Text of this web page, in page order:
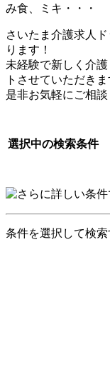
み食、ミキ・・・
さいたま介護求人
ります！
未経験で新しく介
トさせていただきま
是非お気軽にご相
選択中の検索条件
条件を選択して検索